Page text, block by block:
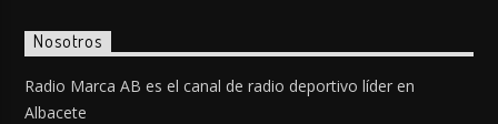
Nosotros
Radio Marca AB es el canal de radio deportivo líder en
Albacete